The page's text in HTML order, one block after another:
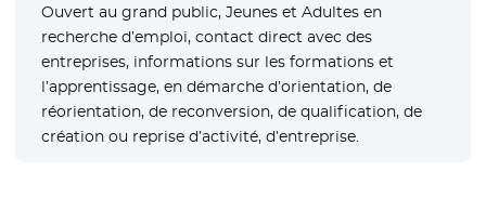
Ouvert au grand public, Jeunes et Adultes en
recherche d’emploi, contact direct avec des
entreprises, informations sur les formations et
l’apprentissage, en démarche d’orientation, de
réorientation, de reconversion, de qualification, de
création ou reprise d’activité, d’entreprise.